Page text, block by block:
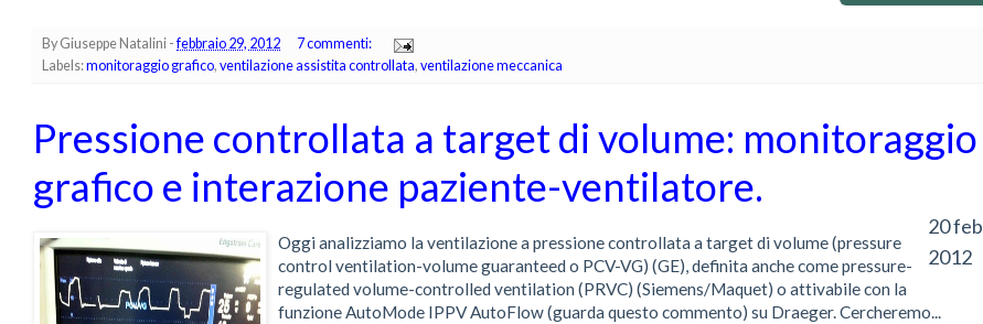
By Giuseppe Natalini -febbraio 29, 2012
7 commenti:
Labels:monitoraggio grafico, ventilazione assistita controllata, ventilazione meccanica
Pressione controllata a target di volume: monitoraggio
grafico e interazione paziente-ventilatore.
20 feb
2012
Oggi analizziamo la ventilazione a pressione controllata a target di volume (pressure
control ventilation-volume guaranteed o PCV-VG) (GE), definita anche come pressure-
regulated volume-controlled ventilation (PRVC) (Siemens/Maquet) o attivabile con la
funzione AutoMode IPPV AutoFlow (guarda questo commento) su Draeger. Cercheremo...